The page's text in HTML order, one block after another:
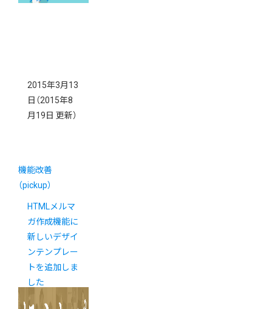
2015年3月13
日 （2015年8
月19日 更新）
機能改善
（pickup）
HTMLメルマ
ガ作成機能に
新しいデザイ
ンテンプレー
トを追加しま
した